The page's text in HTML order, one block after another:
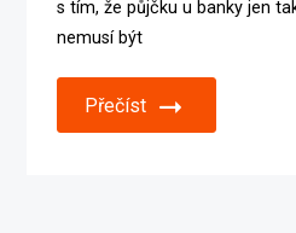
s tím, že půjčku u banky jen
nemusí být
Přečíst